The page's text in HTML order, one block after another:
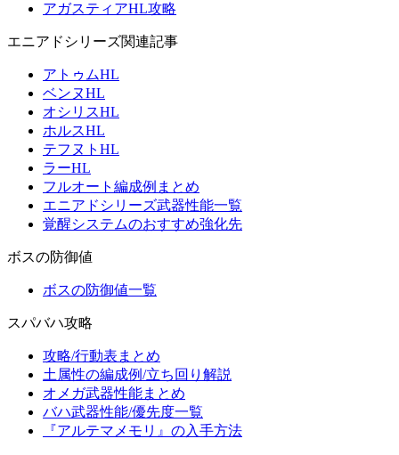
アガスティアHL攻略
エニアドシリーズ関連記事
アトゥムHL
ベンヌHL
オシリスHL
ホルスHL
テフヌトHL
ラーHL
フルオート編成例まとめ
エニアドシリーズ武器性能一覧
覚醒システムのおすすめ強化先
ボスの防御値
ボスの防御値一覧
スパバハ攻略
攻略/行動表まとめ
土属性の編成例/立ち回り解説
オメガ武器性能まとめ
バハ武器性能/優先度一覧
『アルテマメモリ』の入手方法